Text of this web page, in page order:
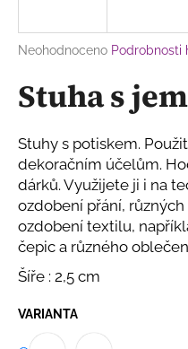
Průměrné
produktu
je
5
hvězdiček.
Neohodnoceno Podrobnosti
Stuha s
Stuhy s potiskem.
dekoračním účelům.
dárků. Využijete ji i na
ozdobení přání,
ozdobení textilu,
čepic a různého
Šíře : 2,5 cm
VARIANTA
j
t
?
HLEDAT
D
o
p